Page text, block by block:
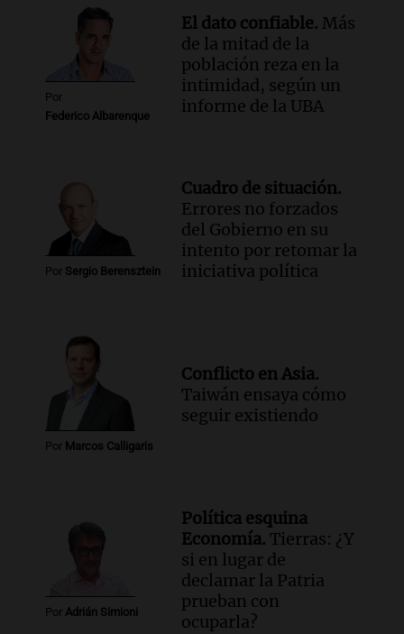
Por
Federico Albarenque
El dato confiable. Más
de la mitad de la
población reza en la
intimidad, según un
informe de la UBA
Por Sergio Berensztein
Cuadro de situación.
Errores no forzados
del Gobierno en su
intento por retomar la
iniciativa política
Por Marcos Calligaris
Conflicto en Asia.
Taiwán ensaya cómo
seguir existiendo
Por Adrián Simioni
Política esquina
Economía. Tierras: ¿Y
si en lugar de
declamar la Patria
prueban con
ocuparla?